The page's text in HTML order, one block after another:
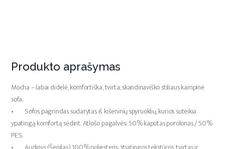
Produkto aprašymas
Mocha – labai didelė, komfortiška, tvirta, skandinaviško stiliaus kampinė
sofa.
• Sofos pagrindas sudarytas iš kišeninių spyruoklių, kurios suteikia
ypatingą komfortą sėdint. Atlošo pagalvės: 50% kapotas porolonas / 50%
PES.